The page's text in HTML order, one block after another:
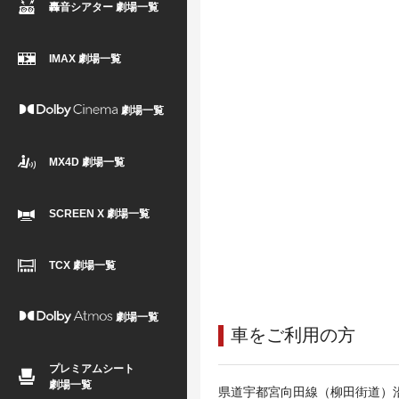
轟音シアター 劇場一覧
IMAX 劇場一覧
劇場一覧
MX4D 劇場一覧
SCREEN X 劇場一覧
TCX 劇場一覧
劇場一覧
プレミアムシート
劇場一覧
車をご利用の方
県道宇都宮向田線（柳田街道）